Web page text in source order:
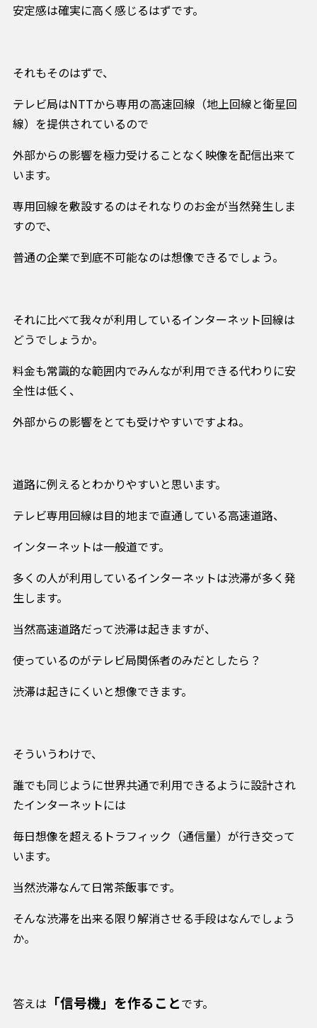
安定感は確実に高く感じるはずです。
それもそのはずで、
テレビ局はNTTから専用の高速回線（地上回線と衛星回
線）を提供されているので
外部からの影響を極力受けることなく映像を配信出来て
います。
専用回線を敷設するのはそれなりのお金が当然発生しま
すので、
普通の企業で到底不可能なのは想像できるでしょう。
それに比べて我々が利用しているインターネット回線は
どうでしょうか。
料金も常識的な範囲内でみんなが利用できる代わりに安
全性は低く、
外部からの影響をとても受けやすいですよね。
道路に例えるとわかりやすいと思います。
テレビ専用回線は目的地まで直通している高速道路、
インターネットは一般道です。
多くの人が利用しているインターネットは渋滞が多く発
生します。
当然高速道路だって渋滞は起きますが、
使っているのがテレビ局関係者のみだとしたら？
渋滞は起きにくいと想像できます。
そういうわけで、
誰でも同じように世界共通で利用できるように設計され
たインターネットには
毎日想像を超えるトラフィック（通信量）が行き交って
います。
当然渋滞なんて日常茶飯事です。
そんな渋滞を出来る限り解消させる手段はなんでしょう
か。
答えは 「信号機」を作ることです。